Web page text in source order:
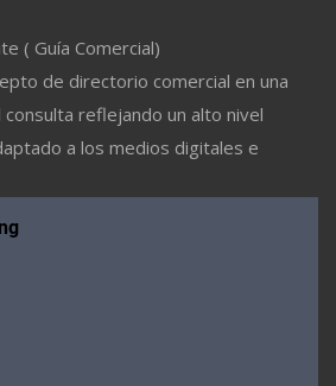
( Guía Comercial)
de directorio comercial en una
consulta reflejando un alto nivel
a los medios digitales e